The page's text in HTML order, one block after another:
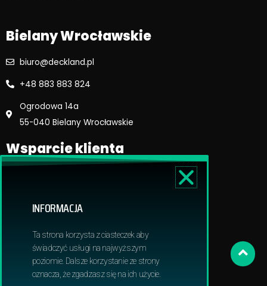
Bielany Wrocławskie
biuro@deckland.pl
+48 883 883 824
Ogrodowa 14a
55-040 Bielany Wrocławskie
Wsparcie klienta
Dostawa i płatność
Obowiązek informacyjny RODO
INFORMACJA
Ta strona korzysta z ciasteczek aby
świadczyć usługi na najwyższym
poziomie. Dalsze korzystanie ze strony
oznacza, że zgadzasz się na ich użycie.